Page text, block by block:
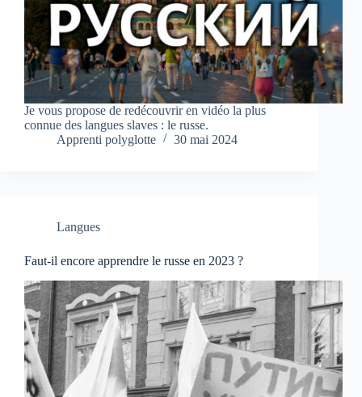
Je vous propose de redécouvrir en vidéo la plus
connue des langues slaves : le russe.
Apprenti polyglotte
30 mai 2024
Langues
Faut-il encore apprendre le russe en 2023 ?